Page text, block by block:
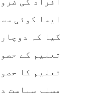
ایسا کوئی
گیا کہ
تعلیم کے
تعلیم کا
مسلم سیاست